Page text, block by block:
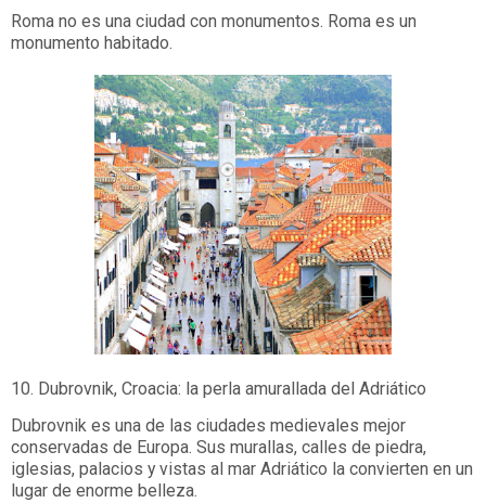
Roma no es una ciudad con monumentos. Roma es un
monumento habitado.
10. Dubrovnik, Croacia: la perla amurallada del Adriático
Dubrovnik es una de las ciudades medievales mejor
conservadas de Europa. Sus murallas, calles de piedra,
iglesias, palacios y vistas al mar Adriático la convierten en un
lugar de enorme belleza.